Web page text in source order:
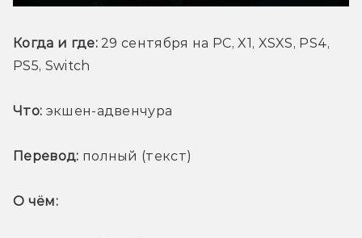
Когда и где: 29 сентября на PC, X1, XSXS, PS4,
PS5, Switch
Что: экшен-адвенчура
Перевод: полный (текст)
О чём: